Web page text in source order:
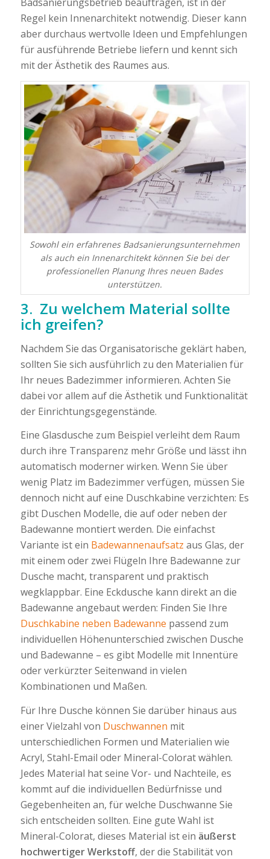
Regel kein Innenarchitekt notwendig. Dieser kann
aber durchaus wertvolle Ideen und Empfehlungen
für ausführende Betriebe liefern und kennt sich
mit der Ästhetik des Raumes aus.
Sowohl ein erfahrenes Badsanierungsunternehmen
als auch ein Innenarchitekt können Sie bei der
professionellen Planung Ihres neuen Bades
unterstützen.
3. Zu welchem Material sollte
ich greifen?
Nachdem Sie das Organisatorische geklärt haben,
sollten Sie sich ausführlich zu den Materialien für
Ihr neues Badezimmer informieren. Achten Sie
dabei vor allem auf die Ästhetik und Funktionalität
der Einrichtungsgegenstände.
Eine Glasdusche zum Beispiel verleiht dem Raum
durch ihre Transparenz mehr Größe und lässt ihn
automatisch moderner wirken. Wenn Sie über
wenig Platz im Badezimmer verfügen, müssen Sie
dennoch nicht auf eine Duschkabine verzichten: Es
gibt Duschen Modelle, die auf oder neben der
Badewanne montiert werden. Die einfachst
Variante ist ein Badewannenaufsatz aus Glas, der
mit einem oder zwei Flügeln Ihre Badewanne zur
Dusche macht, transparent und praktisch
wegklappbar. Eine Eckdusche kann direkt an die
Badewanne angebaut werden: Finden Sie Ihre
Duschkabine neben Badewanne passend zum
individuellen Höhenunterschied zwischen Dusche
und Badewanne – es gibt Modelle mit Innentüre
oder verkürzter Seitenwand in vielen
Kombinationen und Maßen.
Für Ihre Dusche können Sie darüber hinaus aus
einer Vielzahl von Duschwannen mit
unterschiedlichen Formen und Materialien wie
Acryl, Stahl-Email oder Mineral-Colorat wählen.
Jedes Material hat seine Vor- und Nachteile, es
kommt auf die individuellen Bedürfnisse und
Gegebenheiten an, für welche Duschwanne Sie
sich entscheiden sollten. Eine gute Wahl ist
Mineral-Colorat, dieses Material ist ein äußerst
hochwertiger Werkstoff, der die Stabilität von